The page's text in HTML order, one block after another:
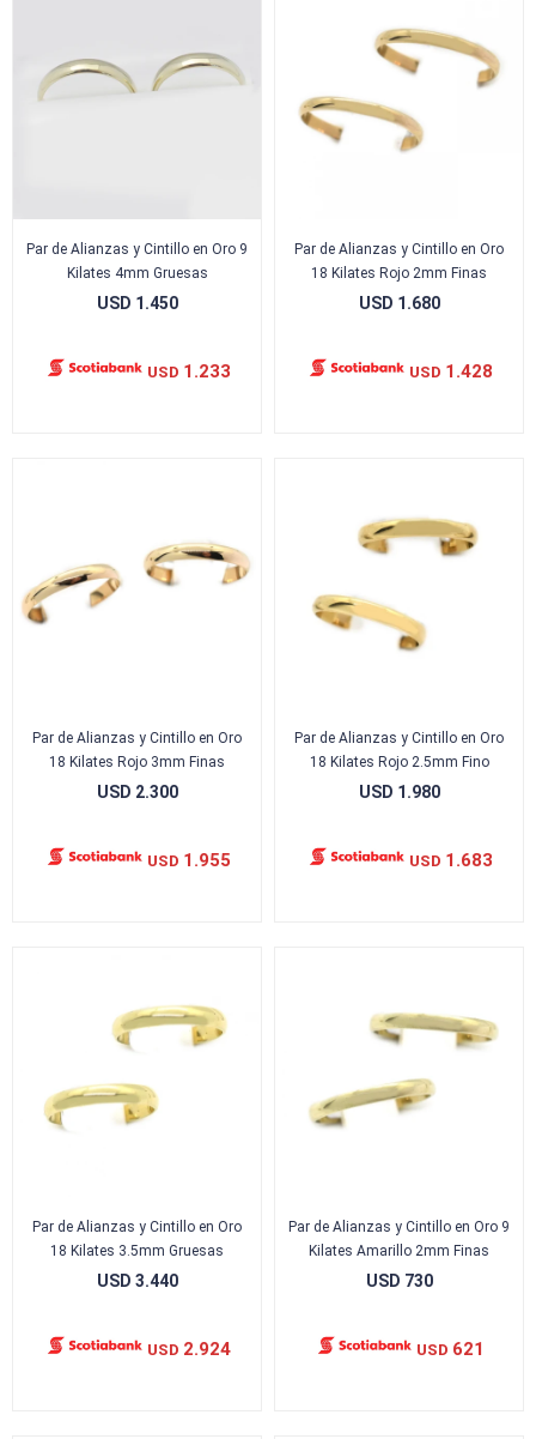
Par de Alianzas y Cintillo en Oro 9
Kilates 4mm Gruesas
USD 1.450
USD 1.233
Par de Alianzas y Cintillo en Oro
18 Kilates Rojo 2mm Finas
USD 1.680
USD 1.428
Par de Alianzas y Cintillo en Oro
18 Kilates Rojo 3mm Finas
USD 2.300
USD 1.955
Par de Alianzas y Cintillo en Oro
18 Kilates Rojo 2.5mm Fino
USD 1.980
USD 1.683
Par de Alianzas y Cintillo en Oro
18 Kilates 3.5mm Gruesas
USD 3.440
USD 2.924
Par de Alianzas y Cintillo en Oro 9
Kilates Amarillo 2mm Finas
USD 730
USD 621